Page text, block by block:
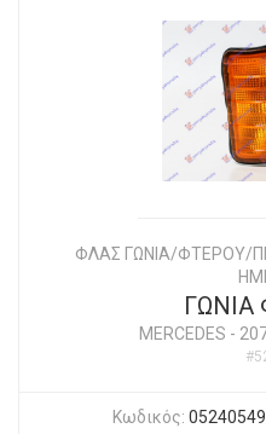
ΦΛΑΣ ΓΩΝΙΑ/ΦΤΕΡΟΥ/
ΓΩΝΙΑ
MERCEDES -
Κωδικός: